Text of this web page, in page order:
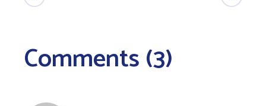
Comments (3)